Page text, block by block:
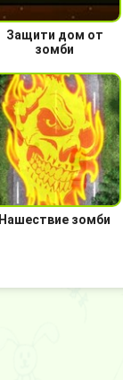
Защити дом от
зомби
Нашествие зомби